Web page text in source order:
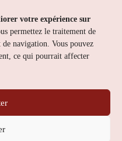
votre expérience sur
permettez le traitement de
navigation. Vous pouvez
ce qui pourrait affecter